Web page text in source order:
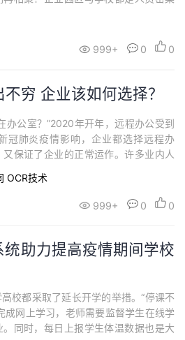
度，如何既能完成体温排查，又能减
影响，以及避免因排队测温引起的病
999+ 0 0
穷 企业该如何选择？
办公室？”2020年开年，远程办公受到
冠肺炎疫情影响，企业都选择远程办
保证了企业的正常运作。许多业内人
春笋一般涌现，想分一下这块市场巨
用层出不穷的情况下，企业应该如何
OCR技术
999+ 0 0
助力提高疫情期间学校
校都采取了延长开学的举措。“停课不
成网上学习，老师需要监督学生在线学
同时，每日上报学生体温数据也是大